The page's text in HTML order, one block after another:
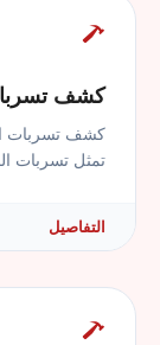
كشف تسربات
كشف تسربات
تمثل تسربات
التفاصيل